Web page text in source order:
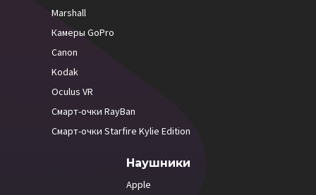
Marshall
Камеры GoPro
Canon
Kodak
Oculus VR
Смарт-очки RayBan
Смарт-очки Starfire Kylie Edition
Наушники
Apple